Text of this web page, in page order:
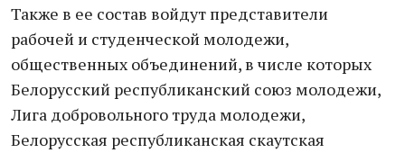
Также в ее состав войдут представители
рабочей и студенческой молодежи,
общественных объединений, в числе которых
Белорусский республиканский союз молодежи,
Лига добровольного труда молодежи,
Белорусская республиканская скаутская